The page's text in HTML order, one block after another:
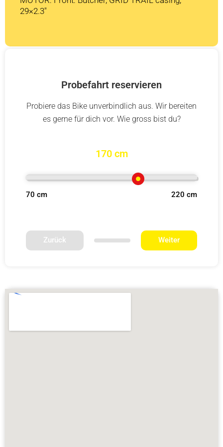
29×2.3″
Probefahrt reservieren
Probiere das Bike unverbindlich aus. Wir bereiten
es gerne für dich vor. Wie gross bist du?
170 cm
70 cm 220 cm
Zurück Weiter